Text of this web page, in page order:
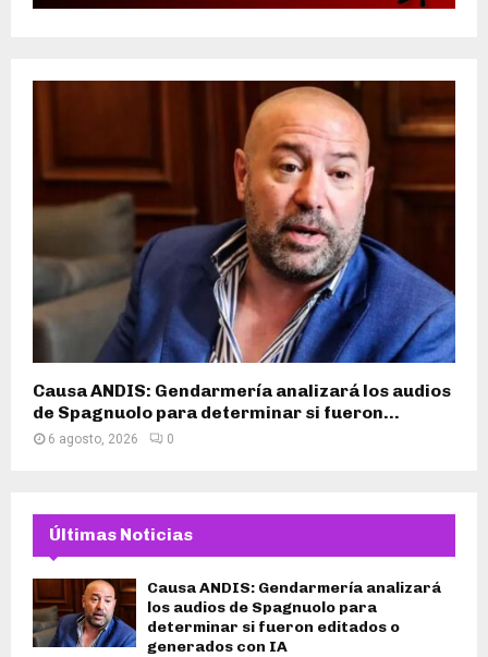
Causa ANDIS: Gendarmería analizará los audios
de Spagnuolo para determinar si fueron...
6 agosto, 2026 0
Últimas Noticias
Causa ANDIS: Gendarmería analizará
los audios de Spagnuolo para
determinar si fueron editados o
generados con IA